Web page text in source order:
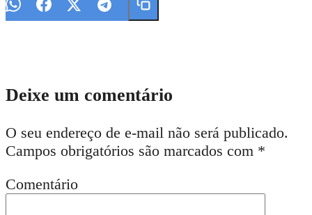
Deixe um comentário
O seu endereço de e-mail não será publicado.
Campos obrigatórios são marcados com *
Comentário